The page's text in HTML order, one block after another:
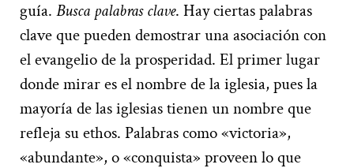
guía. Busca palabras clave. Hay ciertas palabras
clave que pueden demostrar una asociación con
el evangelio de la prosperidad. El primer lugar
donde mirar es el nombre de la iglesia, pues la
mayoría de las iglesias tienen un nombre que
refleja su ethos. Palabras como «victoria»,
«abundante», o «conquista» proveen lo que